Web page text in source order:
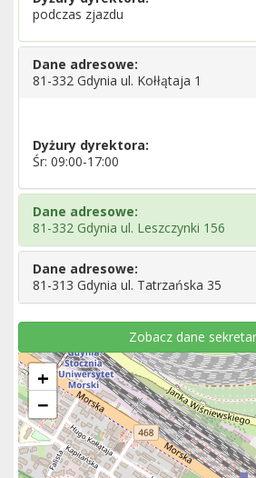
podczas zjazdu
Dane adresowe:
81-332 Gdynia ul. Kołłątaja 1
Dyżury dyrektora:
Śr: 09:00-17:00
Dane adresowe:
81-332 Gdynia ul. Leszczynki 156
Dane adresowe:
81-313 Gdynia ul. Tatrzańska 35
Zobacz dane
+
−